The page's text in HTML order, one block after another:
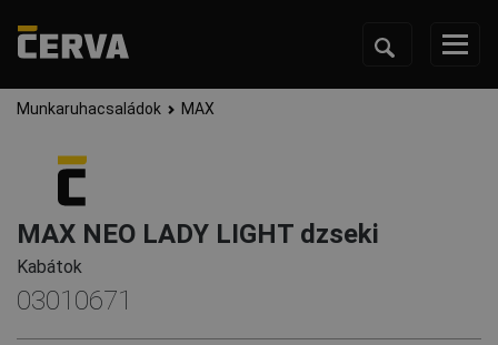
Munkaruhacsaládok MAX
MAX NEO LADY LIGHT dzseki
Kabátok
03010671